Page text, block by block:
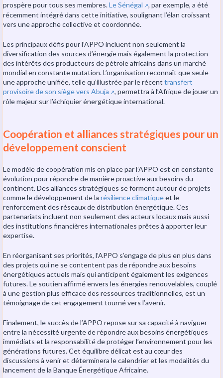
prospère pour tous ses membres.Le Sénégal ↗️, par exemple, a été
récemment intégré dans cette initiative, soulignant l’élan croissant
vers une approche collective et coordonnée.
Les principaux défis pour l’APPO incluent non seulement la
diversification des sources d’énergie mais également la protection
des intérêts des producteurs de pétrole africains dans un marché
mondial en constante mutation. L’organisation reconnaît que seule
une approche unifiée, telle qu’illustrée par le récent transfert
provisoire de son siège vers Abuja ↗️, permettra à l’Afrique de jouer un
rôle majeur sur l’échiquier énergétique international.
Coopération et alliances stratégiques pour un
développement conscient
Le modèle de coopération mis en place par l’APPO est en constante
évolution pour répondre de manière proactive aux besoins du
continent. Des alliances stratégiques se forment autour de projets
comme le développement de la résilience climatiqueet le
renforcement des réseaux de distribution énergétique. Ces
partenariats incluent non seulement des acteurs locaux mais aussi
des institutions financières internationales prêtes à apporter leur
expertise.
En réorganisant ses priorités, l’APPO s’engage de plus en plus dans
des projets qui ne se contentent pas de répondre aux besoins
énergétiques actuels mais qui anticipent également les exigences
futures. Le soutien affirmé envers les énergies renouvelables, couplé
à une gestion plus efficace des ressources traditionnelles, est un
témoignage de cet engagement tourné vers l’avenir.
Finalement, le succès de l’APPO repose sur sa capacité à naviguer
entre la nécessité urgente de répondre aux besoins énergétiques
immédiats et la responsabilité de protéger l’environnement pour les
générations futures. Cet équilibre délicat est au cœur des
discussions à venir et déterminera le calendrier et les modalités du
lancement de la Banque Énergétique Africaine.